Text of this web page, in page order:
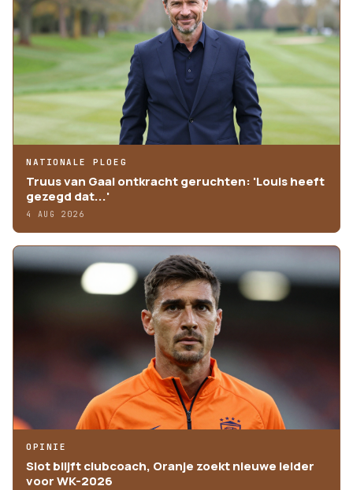
NATIONALE PLOEG
Truus van Gaal ontkracht geruchten: 'Louis heeft
gezegd dat...'
4 AUG 2026
OPINIE
Slot blijft clubcoach, Oranje zoekt nieuwe leider
voor WK-2026